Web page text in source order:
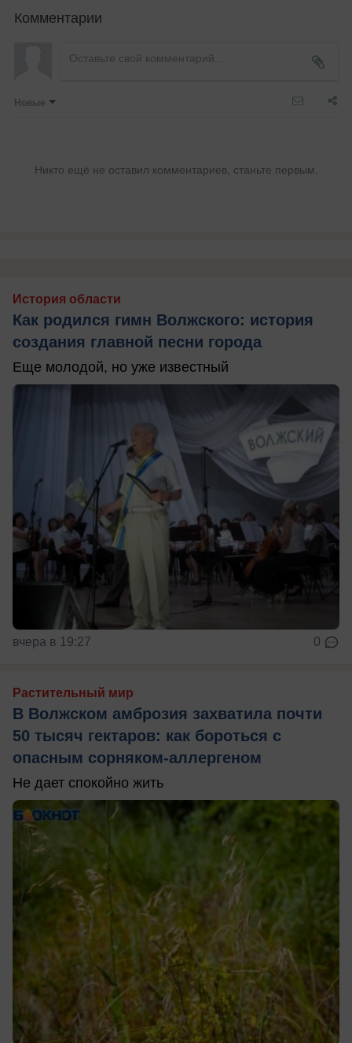
Комментарии
Новые
Никто ещё не оставил комментариев, станьте первым.
История области
Как родился гимн Волжского: история
создания главной песни города
Еще молодой, но уже известный
вчера в 19:27 0
Растительный мир
В Волжском амброзия захватила почти
50 тысяч гектаров: как бороться с
опасным сорняком-аллергеном
Не дает спокойно жить